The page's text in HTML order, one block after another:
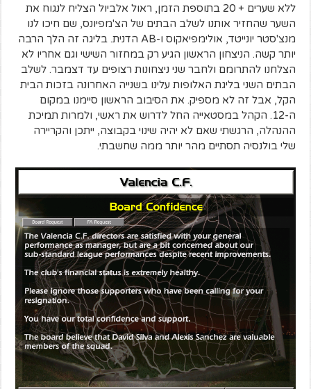
ללא שערים + 20 בתוספת הזמן, ראול אלביול הצליח לנגוח את
השער שהחזיר אותנו לשלב הבתים של הצ'מפיונס, שם חיכו לנו
מנצ'סטר יונייטד, אולימפיאקוס ו-AB הדנית. בליגה זה הלך הרבה
יותר קשה. הניצחון הראשון הגיע רק במחזור השישי וגם אחריו לא
הצלחנו להתרומם ולחבר שני ניצחונות רצופים עד דצמבר. לשלב
הבתים השני בליגת האלופות עלינו בשנייה האחרונה בזכות הבית
הקל, אבל זה לא מספיק. את הסיבוב הראשון סיימנו במקום
ה-12. הקהל במסטאייה החל לדרוש את ראשי, ולמרות תמיכת
ההנהלה, הרגשתי שאם לא יהיה שינוי בקבוצה, ייתכן והקריירה
שלי בולנסיה תסתיים מהר יותר ממה שחשבתי.